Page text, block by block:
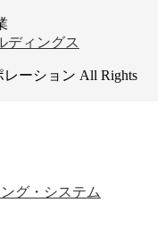
ディングス
ーション All Rights
グ・システム